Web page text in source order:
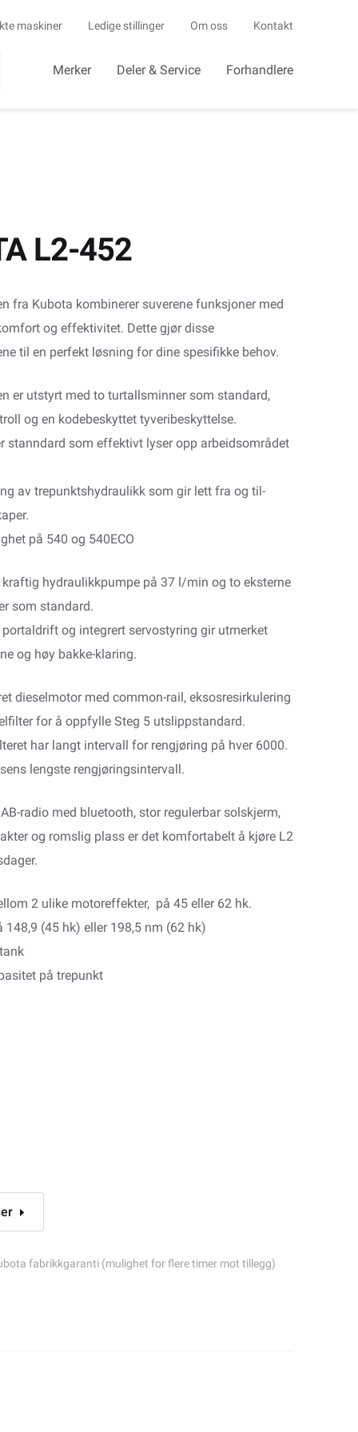
maskiner Ledige stillinger Om oss Kontakt
Merker Deler & Service Forhandlere
L2-452
fra Kubota kombinerer suverene funksjoner med
og effektivitet. Dette gjør disse
til en perfekt løsning for dine spesifikke behov.
er utstyrt med to turtallsminner som standard,
og en kodebeskyttet tyveribeskyttelse.
stanndard som effektivt lyser opp arbeidsområdet
av trepunktshydraulikk som gir lett fra og til-
på 540 og 540ECO
kraftig hydraulikkpumpe på 37 l/min og to eksterne
som standard.
portaldrift og integrert servostyring gir utmerket
og høy bakke-klaring.
dieselmotor med common-rail, eksosresirkulering
for å oppfylle Steg 5 utslippstandard.
har langt intervall for rengjøring på hver 6000.
lengste rengjøringsintervall.
radio med bluetooth, stor regulerbar solskjerm,
og romslig plass er det komfortabelt å kjøre L2
2 ulike motoreffekter, på 45 eller 62 hk.
148,9 (45 hk) eller 198,5 nm (62 hk)
på trepunkt
fabrikkgaranti (mulighet for flere timer mot tillegg)